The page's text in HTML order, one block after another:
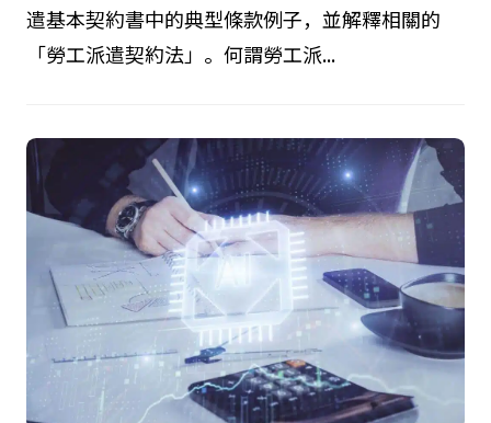
遣基本契約書中的典型條款例子，並解釋相關的
「勞工派遣契約法」。何謂勞工派...